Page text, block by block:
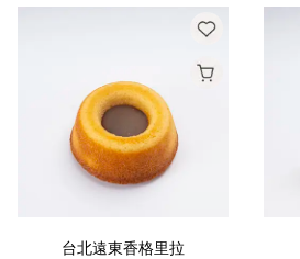
台北遠東香格里拉